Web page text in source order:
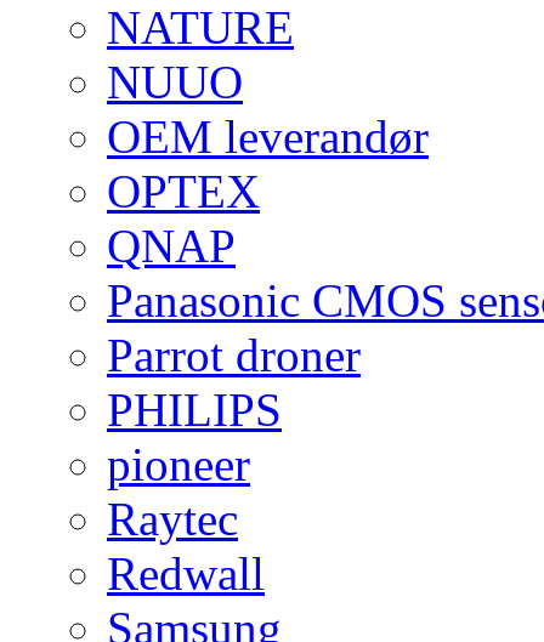
NATURE
NUUO
OEM leverandør
OPTEX
QNAP
Panasonic CMOS
Parrot droner
PHILIPS
pioneer
Raytec
Redwall
Samsung